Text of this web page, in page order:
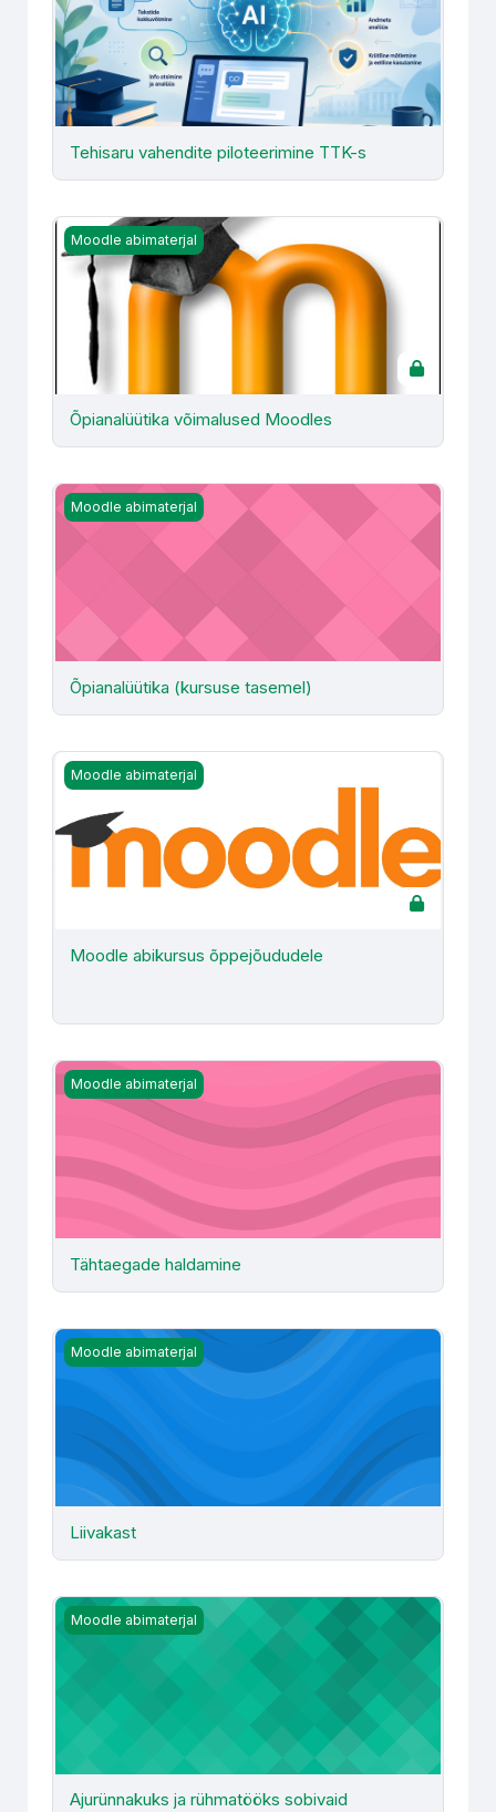
Tehisaru vahendite piloteerimine TTK-s
Õpianalüütika võimalused Moodles
Moodle abimaterjal
Õpianalüütika võimalused Moodles
Õpianalüütika (kursuse tasemel)
Moodle abimaterjal
Õpianalüütika (kursuse tasemel)
Moodle abikursus õppejõududele
Moodle abimaterjal
Moodle abikursus õppejõududele
Tähtaegade haldamine
Moodle abimaterjal
Tähtaegade haldamine
Liivakast
Moodle abimaterjal
Liivakast
Ajurünnakuks ja rühmatööks sobivaid vahendeid
Moodle abimaterjal
Ajurünnakuks ja rühmatööks sobivaid